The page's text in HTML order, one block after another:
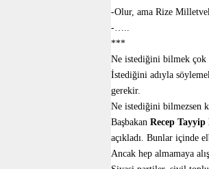
-Olur, ama Rize
-…..
***
Ne istediğini bilmek çok
İstediğini adıyla
gerekir.
Ne istediğini bilmezsen
Başbakan Recep Tayyip
açıkladı. Bunlar içinde
Ancak hep almamaya